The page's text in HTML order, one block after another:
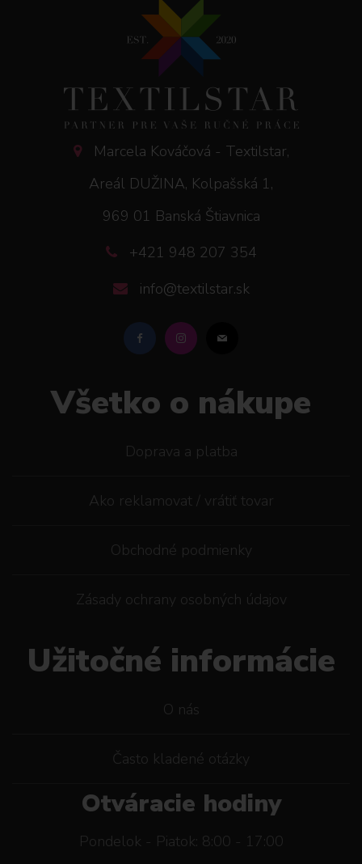
Marcela Kováčová - Textilstar,
Areál DUŽINA, Kolpašská 1,
969 01 Banská Štiavnica
+421 948 207 354
info@textilstar.sk
Všetko o nákupe
Doprava a platba
Ako reklamovat / vrátiť tovar
Obchodné podmienky
Zásady ochrany osobných údajov
Užitočné informácie
O nás
Často kladené otázky
Otváracie hodiny
Pondelok - Piatok: 8:00 - 17:00